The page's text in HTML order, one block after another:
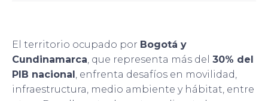
El territorio ocupado por Bogotá y
Cundinamarca, que representa más del 30% del
PIB nacional, enfrenta desafíos en movilidad,
infraestructura, medio ambiente y hábitat, entre